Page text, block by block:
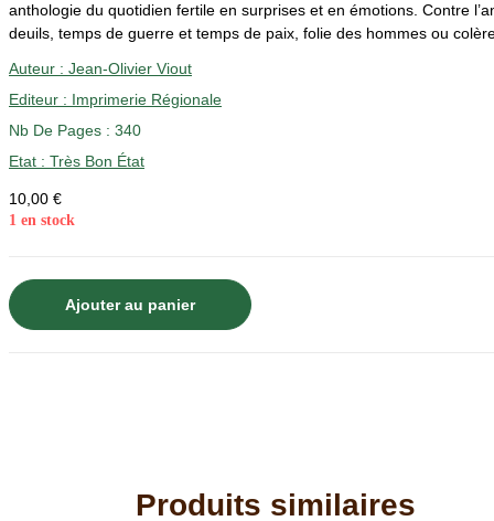
anthologie du quotidien fertile en surprises et en émotions. Contre
deuils, temps de guerre et temps de paix, folie des hommes ou
Auteur : Jean-Olivier Viout
Editeur : Imprimerie Régionale
Nb De Pages : 340
Etat : Très Bon État
10,00 €
1 en stock
quantité
de
Ajouter au panier
Produits similaires